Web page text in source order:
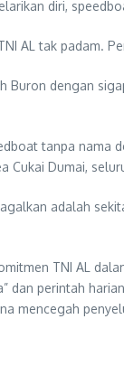
diri,
AL tak padam.
Buron dengan
tanpa nama
Cukai Dumai,
adalah
TNI AL
dan perintah
mencegah